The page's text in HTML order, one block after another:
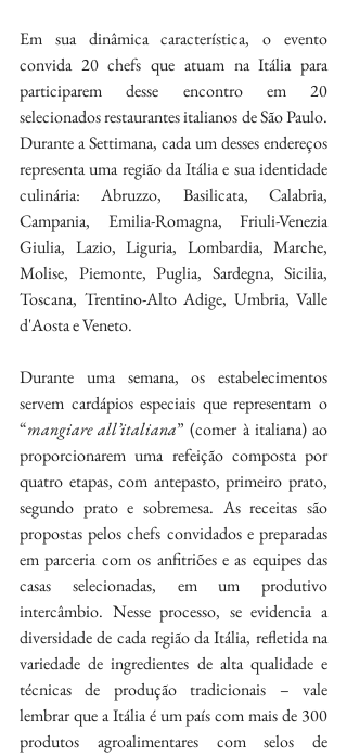
Em sua dinâmica característica, o evento
convida 20 chefs que atuam na Itália para
participarem desse encontro em 20
selecionados restaurantes italianos de São Paulo.
Durante a Settimana, cada um desses endereços
representa uma região da Itália e sua identidade
culinária: Abruzzo, Basilicata, Calabria,
Campania, Emilia-Romagna, Friuli-Venezia
Giulia, Lazio, Liguria, Lombardia, Marche,
Molise, Piemonte, Puglia, Sardegna, Sicilia,
Toscana, Trentino-Alto Adige, Umbria, Valle
d'Aosta e Veneto.
Durante uma semana, os estabelecimentos
servem cardápios especiais que representam o
“mangiare all’italiana” (comer à italiana) ao
proporcionarem uma refeição composta por
quatro etapas, com antepasto, primeiro prato,
segundo prato e sobremesa. As receitas são
propostas pelos chefs convidados e preparadas
em parceria com os anfitriões e as equipes das
casas selecionadas, em um produtivo
intercâmbio. Nesse processo, se evidencia a
diversidade de cada região da Itália, refletida na
variedade de ingredientes de alta qualidade e
técnicas de produção tradicionais – vale
lembrar que a Itália é um país com mais de 300
produtos agroalimentares com selos de